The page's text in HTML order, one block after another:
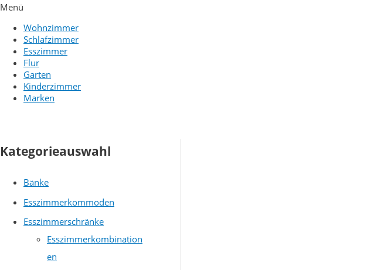
Menü
Wohnzimmer
Schlafzimmer
Esszimmer
Flur
Garten
Kinderzimmer
Marken
Kategorieauswahl
Bänke
Esszimmerkommoden
Esszimmerschränke
Esszimmerkombination
en